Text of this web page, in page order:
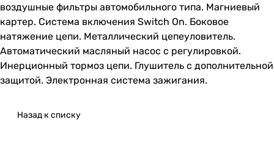
воздушные фильтры автомобильного типа. Магниевый
картер. Система включения Switch On. Боковое
натяжение цепи. Металлический цепеуловитель.
Автоматический масляный насос с регулировкой.
Инерционный тормоз цепи. Глушитель с дополнительной
защитой. Электронная система зажигания.
Назад к списку